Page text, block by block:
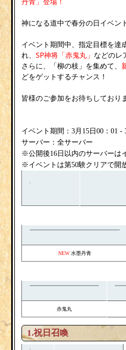
神になる道中で春分の日イベン
イベント期間中、指定目標を達
れ、SP神将「赤鬼丸」 などのレ
さらに、「柳の枝」を集めて、
どをゲットするチャンス！
皆様のご参加をお待ちしており
イベント期間：3月15日00：01 -
サーバー：全サーバー
※公開後16日以内のサーバーは
※イベントは第50験クリアで開
NEW水墨丹青
赤鬼丸
1.祝日召喚